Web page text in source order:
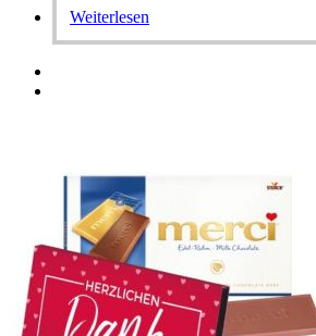
Weiterlesen